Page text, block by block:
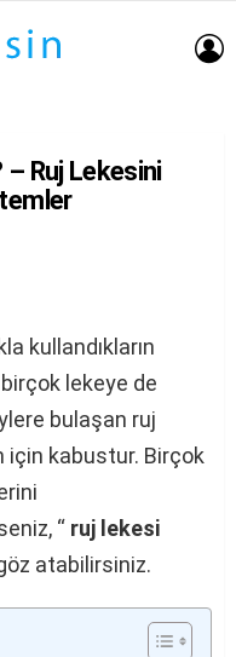
– Ruj Lekesini
kullandıkların
lekeye de
bulaşan ruj
için kabustur. Birçok
“ ruj lekesi
göz atabilirsiniz.